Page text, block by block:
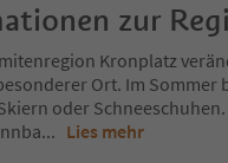
zur
Kronplatz
Ort. Im Sommer
oder
... Lies mehr